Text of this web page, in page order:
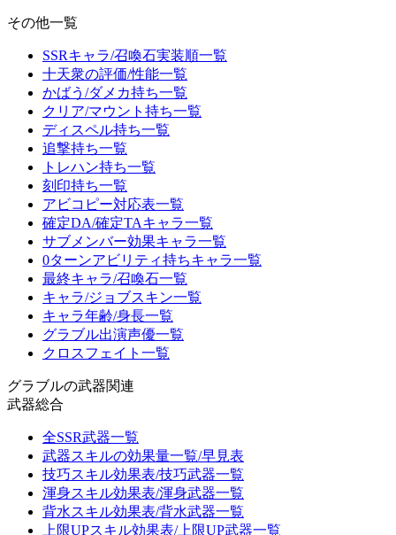
その他一覧
SSRキャラ/召喚石実装順一覧
十天衆の評価/性能一覧
かばう/ダメカ持ち一覧
クリア/マウント持ち一覧
ディスペル持ち一覧
追撃持ち一覧
トレハン持ち一覧
刻印持ち一覧
アビコピー対応表一覧
確定DA/確定TAキャラ一覧
サブメンバー効果キャラ一覧
0ターンアビリティ持ちキャラ一覧
最終キャラ/召喚石一覧
キャラ/ジョブスキン一覧
キャラ年齢/身長一覧
グラブル出演声優一覧
クロスフェイト一覧
グラブルの武器関連
武器総合
全SSR武器一覧
武器スキルの効果量一覧/早見表
技巧スキル効果表/技巧武器一覧
渾身スキル効果表/渾身武器一覧
背水スキル効果表/背水武器一覧
上限UPスキル効果表/上限UP武器一覧